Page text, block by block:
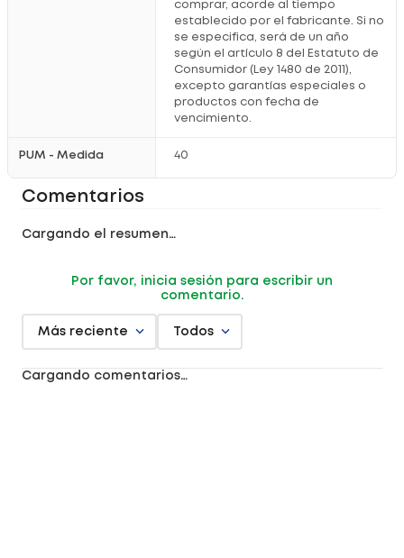
comprar, acorde al tiempo
establecido por el fabricante. Si no
se especifica, será de un año
según el artículo 8 del Estatuto de
Consumidor (Ley 1480 de 2011),
excepto garantías especiales o
productos con fecha de
vencimiento.
PUM - Medida 40
Comentarios
Cargando el resumen…
Por favor, inicia sesión para escribir un
comentario.
Más reciente Todos
Cargando comentarios…